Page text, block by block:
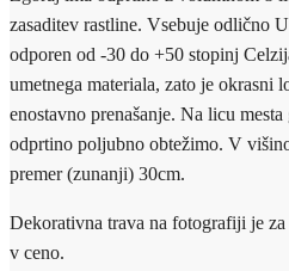
zasaditev rastline. Vsebuje odlično
odporen od -30 do +50 stopinj
umetnega materiala, zato je okrasni
enostavno prenašanje. Na licu
odprtino poljubno obtežimo. V
premer (zunanji) 30cm.
Dekorativna trava na fotografiji je
v ceno.